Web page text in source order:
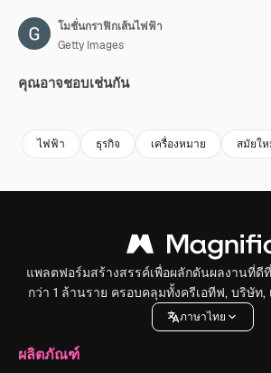
โมชั่นกราฟิกเส้นไฟฟ้า
Getty Images
คุณอาจชอบเช่นกัน
ไฟฟ้า ธุรกิจ เครื่องหมาย สมัยใ
แพลตฟอร์มสร้างสรรค์เพื่อผลักดันผลงานที่
กว่า 1 ล้านราย ครอบคลุมทั้งครีเอทีฟ, บริษัท,
ภาษาไทย
ผลิตภัณฑ์